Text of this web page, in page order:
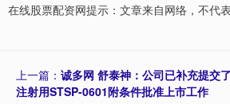
在线股票配资网提示：文章来自网络，不代表
上一篇： 诚多网 舒泰神：公司已补充提交
注射用STSP-0601附条件批准上市工作